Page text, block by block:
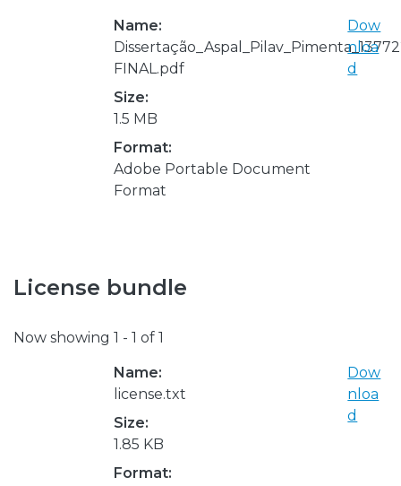
Name:
FINAL.pdf
Size:
1.5 MB
Format:
Adobe Portable Document
Format
Dow
nloa
d
License bundle
Now showing 1 - 1 of 1
Name:
license.txt
Size:
1.85 KB
Format:
Dow
nloa
d